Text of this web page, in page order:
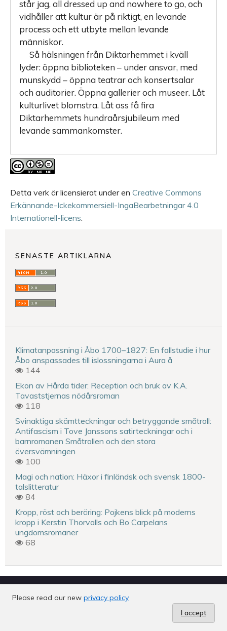
står jag, all dressed up and nowhere to go, och
vidhåller att kultur är på riktigt, en levande
process och ett utbyte mellan levande
människor.
Så hälsningen från Diktarhemmet i kväll
lyder: öppna biblioteken – under ansvar, med
munskydd – öppna teatrar och konsertsalar
och auditorier. Öppna gallerier och museer. Låt
kulturlivet blomstra. Låt oss få fira
Diktarhemmets hundraårsjubileum med
levande sammankomster.
Detta verk är licensierat under en Creative Commons
Erkännande-Ickekommersiell-IngaBearbetningar 4.0
Internationell-licens.
SENASTE ARTIKLARNA
Klimatanpassning i Åbo 1700–1827: En fallstudie i hur
Åbo anspassades till islossningarna i Aura å
144
Ekon av Hårda tider: Reception och bruk av K.A.
Tavaststjernas nödårsroman
118
Svinaktiga skämtteckningar och betryggande småtroll:
Antifascism i Tove Janssons satirteckningar och i
barnromanen Småtrollen och den stora
översvämningen
100
Magi och nation: Häxor i finländsk och svensk 1800-
talslitteratur
84
Kropp, röst och beröring: Pojkens blick på moderns
kropp i Kerstin Thorvalls och Bo Carpelans
ungdomsromaner
68
ISSN 0073-2702 eISSN 2489-5512
Please read our new privacy policy
I accept